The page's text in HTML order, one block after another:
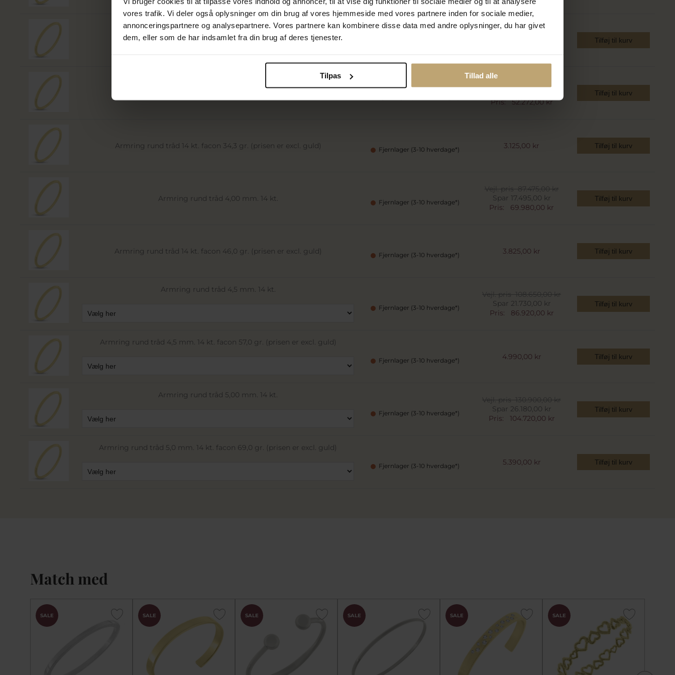
vores trafik. Vi deler også oplysninger om din brug af vores hjemmeside med vores partnere inden for sociale medier,
annonceringspartnere og analysepartnere. Vores partnere kan kombinere disse data med andre oplysninger, du har givet
dem, eller som de har indsamlet fra din brug af deres tjenester.
Tilpas Tillad alle
Armring rund tråd 14 kt. facon 25,3 gr. (prisen er excl. guld) Tilføj til kurv
Pris: 52.272,00 kr
Tilføj til kurv
Armring rund tråd 14 kt. facon 34,3 gr. (prisen er excl. guld) Fjernlager (3-10 hverdage*) 3.125,00 kr Tilføj til kurv
Armring rund tråd 4,00 mm. 14 kt. Fjernlager (3-10 hverdage*)
Vejl. pris87.475,00 kr
Spar 17.495,00 kr
Pris:
69.980,00 kr
Tilføj til kurv
Armring rund tråd 14 kt. facon 46,0 gr. (prisen er excl. guld) Fjernlager (3-10 hverdage*) 3.825,00 kr Tilføj til kurv
Armring rund tråd 4,5 mm. 14 kt.
Fjernlager (3-10 hverdage*)
Vejl. pris108.650,00 kr
Spar 21.730,00 kr
Pris:
86.920,00 kr
Tilføj til kurv
Armring rund tråd 4,5 mm. 14 kt. facon 57,0 gr. (prisen er excl. guld)
Fjernlager (3-10 hverdage*) 4.990,00 kr Tilføj til kurv
Armring rund tråd 5,00 mm. 14 kt.
Fjernlager (3-10 hverdage*)
Vejl. pris130.900,00 kr
Spar 26.180,00 kr
Pris:
104.720,00 kr
Tilføj til kurv
Armring rund tråd 5,0 mm. 14 kt. facon 69,0 gr. (prisen er excl. guld)
Fjernlager (3-10 hverdage*) 5.390,00 kr Tilføj til kurv
Match med
SALE SALE SALE SALE SALE SALE